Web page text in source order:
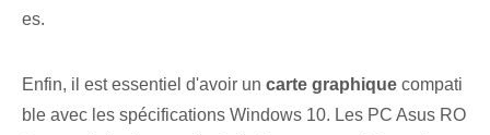
es.
Enfin, il est essentiel d'avoir un carte graphique compati
ble avec les spécifications Windows 10. Les PC Asus RO